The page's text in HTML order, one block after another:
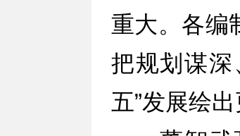
重大。各编
把规划谋深
五”发展绘